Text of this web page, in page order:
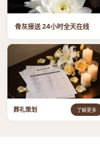
骨灰接送 24小时全天在线
葬礼策划 了解更多